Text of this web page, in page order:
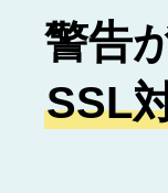
警告
SSL